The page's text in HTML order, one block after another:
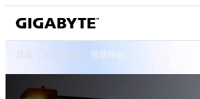
首頁 解決方案 智慧移動